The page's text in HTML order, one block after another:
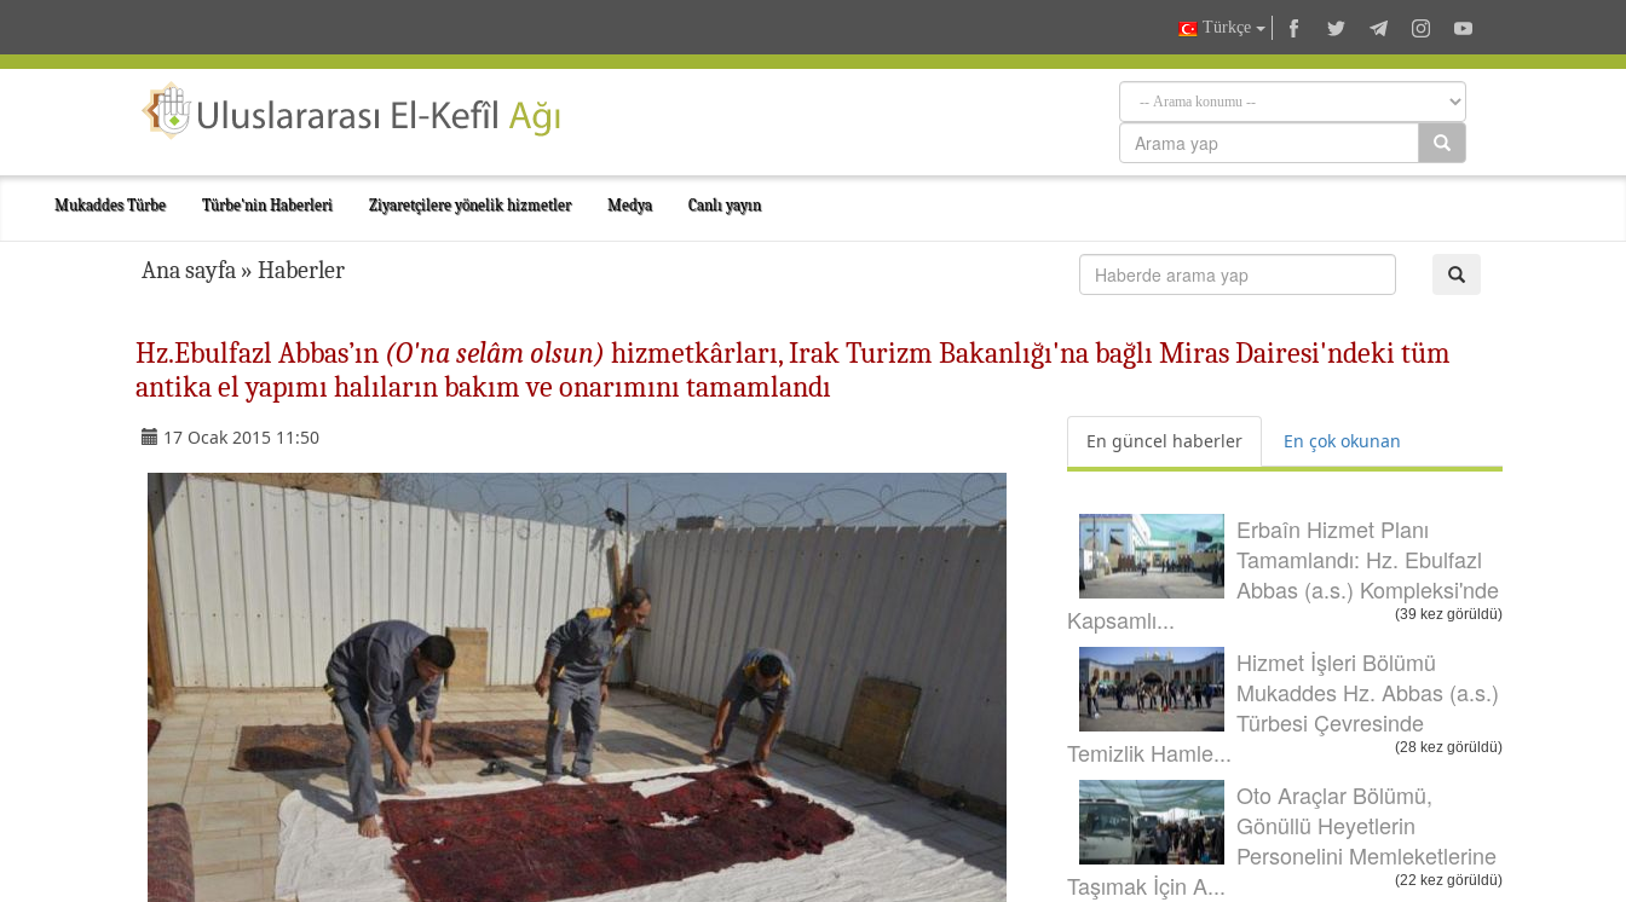
Türkçe
Mukaddes Türbe Türbe'nin Haberleri Ziyaretçilere yönelik hizmetler Medya Canlı yayın
Ana sayfa » Haberler
Hz.Ebulfazl Abbas’ın (O'na selâm olsun) hizmetkârları, Irak Turizm Bakanlığı'na bağlı Miras Dairesi'ndeki tüm
antika el yapımı halıların bakım ve onarımını tamamlandı
17 Ocak 2015 11:50 En güncel haberler En çok okunan
Erbaîn Hizmet Planı
Tamamlandı: Hz. Ebulfazl
Abbas (a.s.) Kompleksi'nde
Kapsamlı...
(39 kez görüldü)
Hizmet İşleri Bölümü
Mukaddes Hz. Abbas (a.s.)
Türbesi Çevresinde
Temizlik Hamle...
(28 kez görüldü)
Oto Araçlar Bölümü,
Gönüllü Heyetlerin
Personelini Memleketlerine
Taşımak İçin A...
(22 kez görüldü)